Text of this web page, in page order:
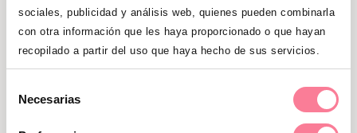
sociales, publicidad y análisis web, quienes pueden combinarla
con otra información que les haya proporcionado o que hayan
recopilado a partir del uso que haya hecho de sus servicios.
Necesarias
Reflexionar y compartir sueños
oportunidad para pensar con una sonrisa
intercambiar